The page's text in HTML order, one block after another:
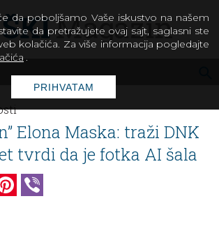
Elona Maska: traži DNK
tvrdi da je fotka AI šala
Pinterest
da poboljšamo Vaše iskustvo na našem
da pretražujete ovaj sajt, saglasni ste
kolačića. Za više informacija pogledajte
.
PRIHVATAM